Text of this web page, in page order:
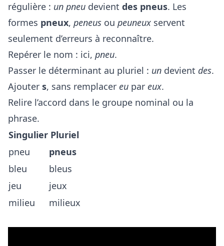
régulière : un pneu devient des pneus. Les
formes pneux, peneus ou peuneux servent
seulement d’erreurs à reconnaître.
Repérer le nom : ici, pneu.
Passer le déterminant au pluriel : un devient des.
Ajouter s, sans remplacer eu par eux.
Relire l’accord dans le groupe nominal ou la
phrase.
Singulier Pluriel
pneu
pneus
bleu
bleus
jeu
jeux
milieu
milieux